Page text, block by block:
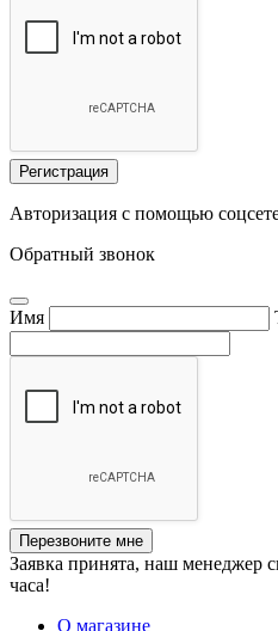
Регистрация
Авторизация с помощью
Обратный звонок
Имя
Перезвоните мне
Заявка принята, наш менеджер
часа!
О магазине